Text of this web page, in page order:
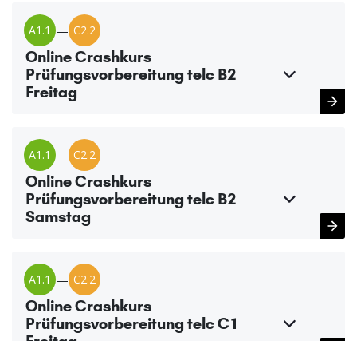
A1.1 — C2.2
Online Crashkurs
Prüfungsvorbereitung telc B2
Freitag
A1.1 — C2.2
Online Crashkurs
Prüfungsvorbereitung telc B2
Samstag
A1.1 — C2.2
Online Crashkurs
Prüfungsvorbereitung telc C1